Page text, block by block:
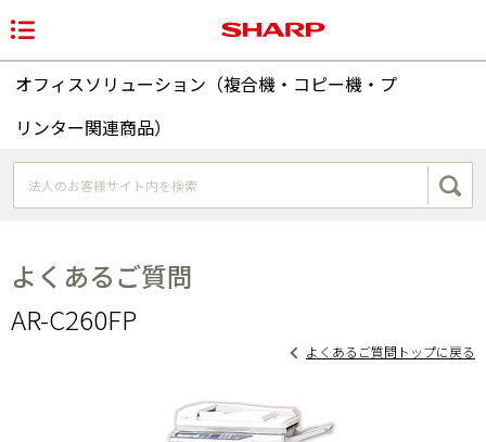
オフィスソリューション（複合機・コピー機・プ
リンター関連商品）
よくあるご質問
AR-C260FP
よくあるご質問トップに戻る